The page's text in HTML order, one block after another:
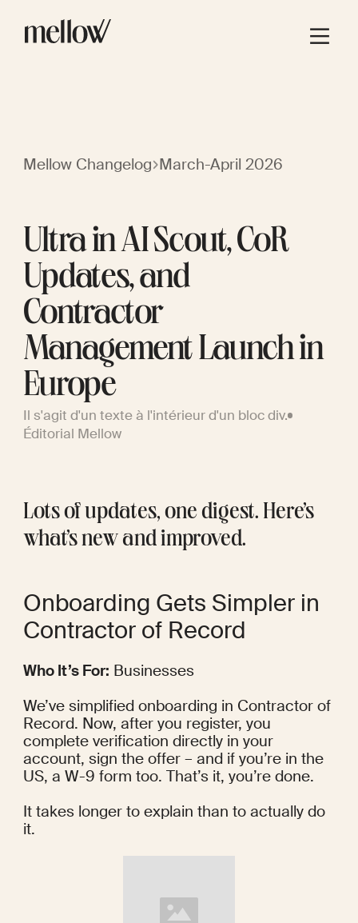
Mellow Changelog March-April 2026
Ultra in AI Scout, CoR
Updates, and
Contractor
Management Launch in
Europe
Il s'agit d'un texte à l'intérieur d'un bloc div.
Éditorial Mellow
Lots of updates, one digest. Here’s
what’s new and improved.
Onboarding Gets Simpler in
Contractor of Record
Who It’s For: Businesses
We’ve simplified onboarding in Contractor of
Record. Now, after you register, you
complete verification directly in your
account, sign the offer – and if you’re in the
US, a W-9 form too. That’s it, you’re done.
It takes longer to explain than to actually do
it.